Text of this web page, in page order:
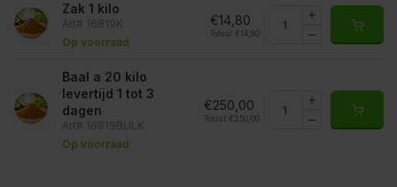
Zak 1 kilo
Art# 16819K
Op voorraad
€14,80
Totaal: €14,80
Baal a 20 kilo
levertijd 1 tot 3
dagen
Art# 16819BULK
Op voorraad
€250,00
Totaal: €250,00